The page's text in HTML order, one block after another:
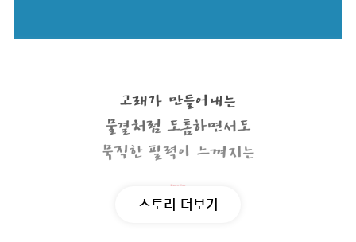
스토리 더보기